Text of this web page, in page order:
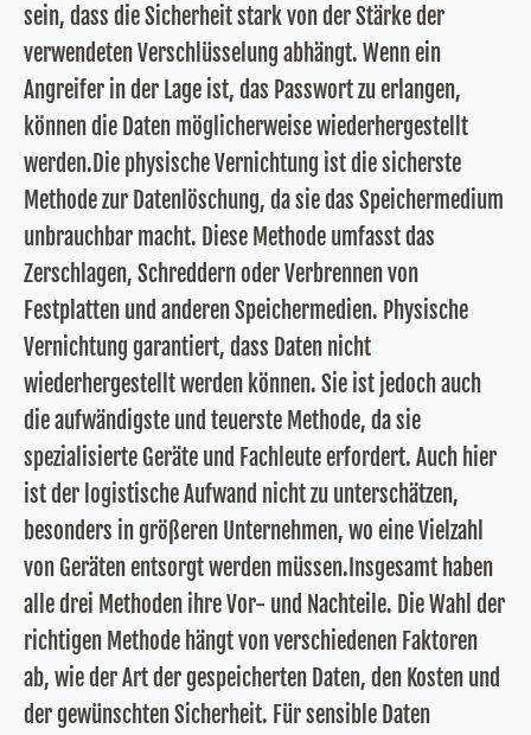
sein, dass die Sicherheit stark von der Stärke der
verwendeten Verschlüsselung abhängt. Wenn ein
Angreifer in der Lage ist, das Passwort zu erlangen,
können die Daten möglicherweise wiederhergestellt
werden.Die physische Vernichtung ist die sicherste
Methode zur Datenlöschung, da sie das Speichermedium
unbrauchbar macht. Diese Methode umfasst das
Zerschlagen, Schreddern oder Verbrennen von
Festplatten und anderen Speichermedien. Physische
Vernichtung garantiert, dass Daten nicht
wiederhergestellt werden können. Sie ist jedoch auch
die aufwändigste und teuerste Methode, da sie
spezialisierte Geräte und Fachleute erfordert. Auch hier
ist der logistische Aufwand nicht zu unterschätzen,
besonders in größeren Unternehmen, wo eine Vielzahl
von Geräten entsorgt werden müssen.Insgesamt haben
alle drei Methoden ihre Vor- und Nachteile. Die Wahl der
richtigen Methode hängt von verschiedenen Faktoren
ab, wie der Art der gespeicherten Daten, den Kosten und
der gewünschten Sicherheit. Für sensible Daten